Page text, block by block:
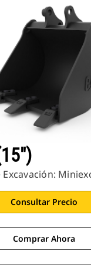
Consultar Precio
Comprar Ahora